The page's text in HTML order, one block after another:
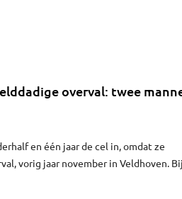
overval: twee
en één jaar de cel in, omdat ze
vorig jaar november in Veldhoven.